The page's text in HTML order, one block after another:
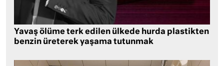
Yavaş ölüme terk edilen ülkede hurda plastikten
benzin üreterek yaşama tutunmak